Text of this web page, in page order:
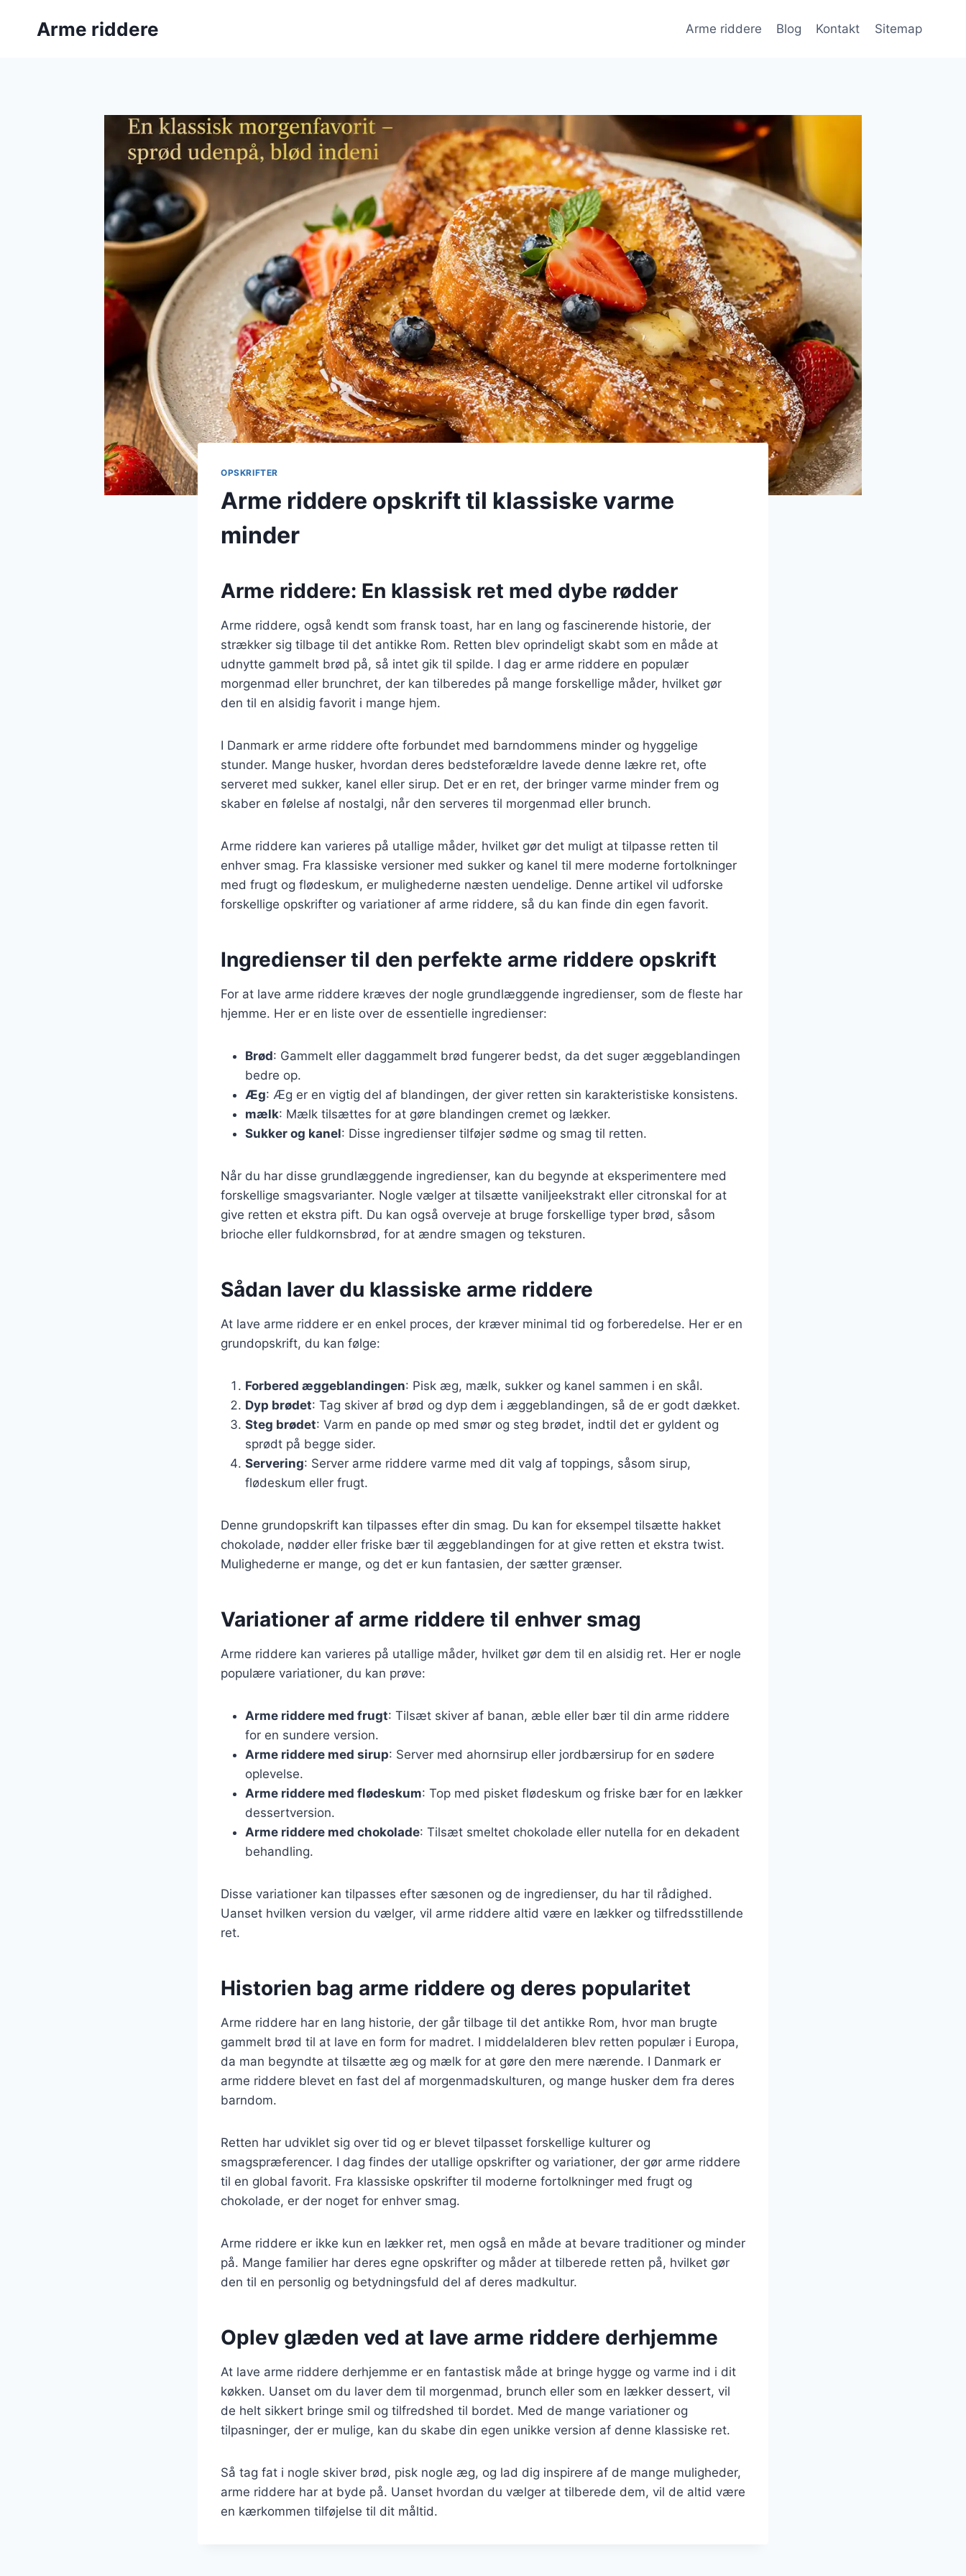
Arme riddere Arme riddere Blog Kontakt Sitemap
OPSKRIFTER
Arme riddere opskrift til klassiske varme
minder
Arme riddere: En klassisk ret med dybe rødder
Arme riddere, også kendt som fransk toast, har en lang og fascinerende historie, der
strækker sig tilbage til det antikke Rom. Retten blev oprindeligt skabt som en måde at
udnytte gammelt brød på, så intet gik til spilde. I dag er arme riddere en populær
morgenmad eller brunchret, der kan tilberedes på mange forskellige måder, hvilket gør
den til en alsidig favorit i mange hjem.
I Danmark er arme riddere ofte forbundet med barndommens minder og hyggelige
stunder. Mange husker, hvordan deres bedsteforældre lavede denne lækre ret, ofte
serveret med sukker, kanel eller sirup. Det er en ret, der bringer varme minder frem og
skaber en følelse af nostalgi, når den serveres til morgenmad eller brunch.
Arme riddere kan varieres på utallige måder, hvilket gør det muligt at tilpasse retten til
enhver smag. Fra klassiske versioner med sukker og kanel til mere moderne fortolkninger
med frugt og flødeskum, er mulighederne næsten uendelige. Denne artikel vil udforske
forskellige opskrifter og variationer af arme riddere, så du kan finde din egen favorit.
Ingredienser til den perfekte arme riddere opskrift
For at lave arme riddere kræves der nogle grundlæggende ingredienser, som de fleste har
hjemme. Her er en liste over de essentielle ingredienser:
Brød: Gammelt eller daggammelt brød fungerer bedst, da det suger æggeblandingen
bedre op.
Æg: Æg er en vigtig del af blandingen, der giver retten sin karakteristiske konsistens.
mælk: Mælk tilsættes for at gøre blandingen cremet og lækker.
Sukker og kanel: Disse ingredienser tilføjer sødme og smag til retten.
Når du har disse grundlæggende ingredienser, kan du begynde at eksperimentere med
forskellige smagsvarianter. Nogle vælger at tilsætte vaniljeekstrakt eller citronskal for at
give retten et ekstra pift. Du kan også overveje at bruge forskellige typer brød, såsom
brioche eller fuldkornsbrød, for at ændre smagen og teksturen.
Sådan laver du klassiske arme riddere
At lave arme riddere er en enkel proces, der kræver minimal tid og forberedelse. Her er en
grundopskrift, du kan følge:
Forbered æggeblandingen: Pisk æg, mælk, sukker og kanel sammen i en skål.
Dyp brødet: Tag skiver af brød og dyp dem i æggeblandingen, så de er godt dækket.
Steg brødet: Varm en pande op med smør og steg brødet, indtil det er gyldent og
sprødt på begge sider.
Servering: Server arme riddere varme med dit valg af toppings, såsom sirup,
flødeskum eller frugt.
Denne grundopskrift kan tilpasses efter din smag. Du kan for eksempel tilsætte hakket
chokolade, nødder eller friske bær til æggeblandingen for at give retten et ekstra twist.
Mulighederne er mange, og det er kun fantasien, der sætter grænser.
Variationer af arme riddere til enhver smag
Arme riddere kan varieres på utallige måder, hvilket gør dem til en alsidig ret. Her er nogle
populære variationer, du kan prøve:
Arme riddere med frugt: Tilsæt skiver af banan, æble eller bær til din arme riddere
for en sundere version.
Arme riddere med sirup: Server med ahornsirup eller jordbærsirup for en sødere
oplevelse.
Arme riddere med flødeskum: Top med pisket flødeskum og friske bær for en lækker
dessertversion.
Arme riddere med chokolade: Tilsæt smeltet chokolade eller nutella for en dekadent
behandling.
Disse variationer kan tilpasses efter sæsonen og de ingredienser, du har til rådighed.
Uanset hvilken version du vælger, vil arme riddere altid være en lækker og tilfredsstillende
ret.
Historien bag arme riddere og deres popularitet
Arme riddere har en lang historie, der går tilbage til det antikke Rom, hvor man brugte
gammelt brød til at lave en form for madret. I middelalderen blev retten populær i Europa,
da man begyndte at tilsætte æg og mælk for at gøre den mere nærende. I Danmark er
arme riddere blevet en fast del af morgenmadskulturen, og mange husker dem fra deres
barndom.
Retten har udviklet sig over tid og er blevet tilpasset forskellige kulturer og
smagspræferencer. I dag findes der utallige opskrifter og variationer, der gør arme riddere
til en global favorit. Fra klassiske opskrifter til moderne fortolkninger med frugt og
chokolade, er der noget for enhver smag.
Arme riddere er ikke kun en lækker ret, men også en måde at bevare traditioner og minder
på. Mange familier har deres egne opskrifter og måder at tilberede retten på, hvilket gør
den til en personlig og betydningsfuld del af deres madkultur.
Oplev glæden ved at lave arme riddere derhjemme
At lave arme riddere derhjemme er en fantastisk måde at bringe hygge og varme ind i dit
køkken. Uanset om du laver dem til morgenmad, brunch eller som en lækker dessert, vil
de helt sikkert bringe smil og tilfredshed til bordet. Med de mange variationer og
tilpasninger, der er mulige, kan du skabe din egen unikke version af denne klassiske ret.
Så tag fat i nogle skiver brød, pisk nogle æg, og lad dig inspirere af de mange muligheder,
arme riddere har at byde på. Uanset hvordan du vælger at tilberede dem, vil de altid være
en kærkommen tilføjelse til dit måltid.